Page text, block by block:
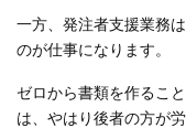
一方、発注者支援業務
のが仕事になります。
ゼロから書類を作るこ
は、やはり後者の方が